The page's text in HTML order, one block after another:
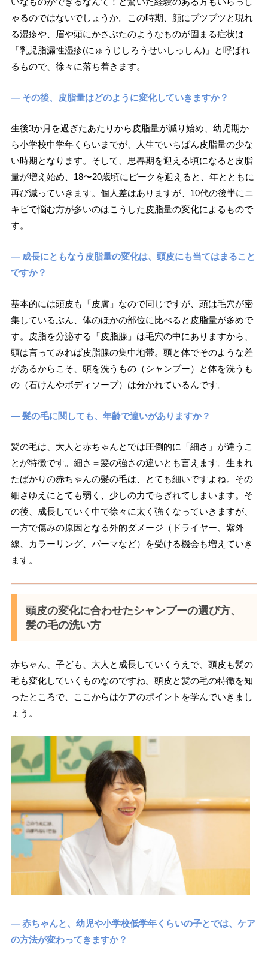
ゃるのではないでしょうか。この時期、顔にプツプツと現れ
る湿疹や、眉や頭にかさぶたのようなものが固まる症状は
「乳児脂漏性湿疹(にゅうじしろうせいしっしん)」と呼ばれ
るもので、徐々に落ち着きます。
― その後、皮脂量はどのように変化していきますか？
生後3か月を過ぎたあたりから皮脂量が減り始め、幼児期か
ら小学校中学年くらいまでが、人生でいちばん皮脂量の少な
い時期となります。そして、思春期を迎える頃になると皮脂
量が増え始め、18〜20歳頃にピークを迎えると、年とともに
再び減っていきます。個人差はありますが、10代の後半にニ
キビで悩む方が多いのはこうした皮脂量の変化によるもので
す。
― 成長にともなう皮脂量の変化は、頭皮にも当てはまること
ですか？
基本的には頭皮も「皮膚」なので同じですが、頭は毛穴が密
集しているぶん、体のほかの部位に比べると皮脂量が多めで
す。皮脂を分泌する「皮脂腺」は毛穴の中にありますから、
頭は言ってみれば皮脂腺の集中地帯。頭と体でそのような差
があるからこそ、頭を洗うもの（シャンプー）と体を洗うも
の（石けんやボディソープ）は分かれているんです。
― 髪の毛に関しても、年齢で違いがありますか？
髪の毛は、大人と赤ちゃんとでは圧倒的に「細さ」が違うこ
とが特徴です。細さ＝髪の強さの違いとも言えます。生まれ
たばかりの赤ちゃんの髪の毛は、とても細いですよね。その
細さゆえにとても弱く、少しの力でちぎれてしまいます。そ
の後、成長していく中で徐々に太く強くなっていきますが、
一方で傷みの原因となる外的ダメージ（ドライヤー、紫外
線、カラーリング、パーマなど）を受ける機会も増えていき
ます。
頭皮の変化に合わせたシャンプーの選び方、
髪の毛の洗い方
赤ちゃん、子ども、大人と成長していくうえで、頭皮も髪の
毛も変化していくものなのですね。頭皮と髪の毛の特徴を知
ったところで、ここからはケアのポイントを学んでいきまし
ょう。
― 赤ちゃんと、幼児や小学校低学年くらいの子とでは、ケア
の方法が変わってきますか？